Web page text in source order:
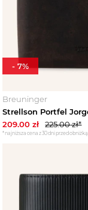
Breuninger
209.00 zł 225.00zł*
*najniższa cena z 30 dni przed obniżką
-7%